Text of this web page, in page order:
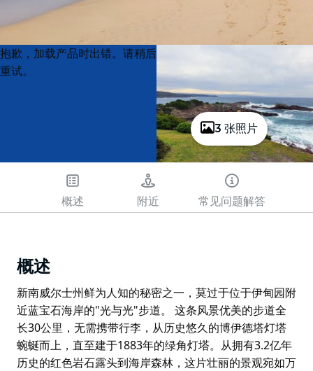
3 张照片
Product
List
Product
List
抱歉，加载产品时出错。请稍后
重试。
概述 附近 常见问题解答
概述
新南威尔士州鲜为人知的秘密之一，莫过于位于伊甸园附
近蓝宝石海岸的"光与光"步道。 这条风景优美的步道全
长30公里，无需携带行李，从历史悠久的博伊德塔灯塔
蜿蜒而上，直至建于1883年的绿角灯塔。从拥有3.2亿年
历史的红色岩石露头到海岸森林，这片壮丽的景观宛如万